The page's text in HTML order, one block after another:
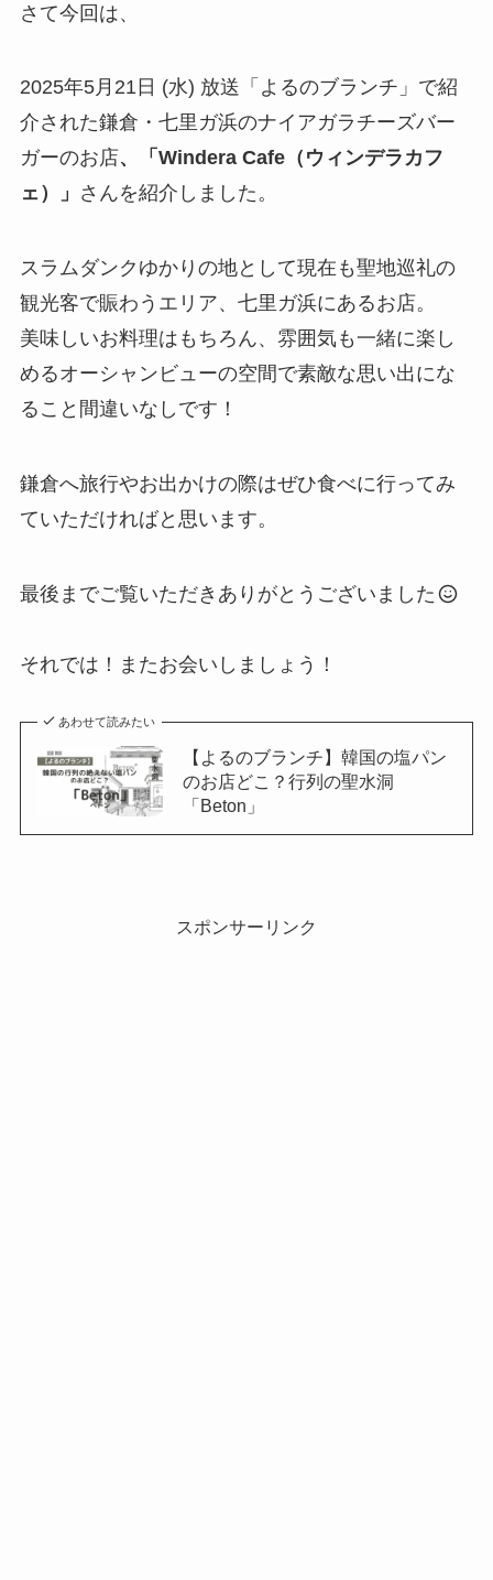
さて今回は、
2025年5月21日 (水) 放送「よるのブランチ」で紹
介された鎌倉・七里ガ浜のナイアガラチーズバー
ガーのお店、「Windera Cafe（ウィンデラカフ
ェ）」 さんを紹介しました。
スラムダンクゆかりの地として現在も聖地巡礼の
観光客で賑わうエリア、七里ガ浜にあるお店。
美味しいお料理はもちろん、雰囲気も一緒に楽し
めるオーシャンビューの空間で素敵な思い出にな
ること間違いなしです！
鎌倉へ旅行やお出かけの際はぜひ食べに行ってみ
ていただければと思います。
最後までご覧いただきありがとうございました
それでは！またお会いしましょう！
あわせて読みたい
【よるのブランチ】韓国の塩パン
のお店どこ？行列の聖水洞
「Beton」
スポンサーリンク